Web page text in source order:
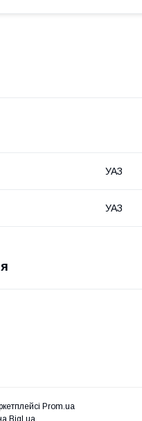
УАЗ
УАЗ
Prom.ua